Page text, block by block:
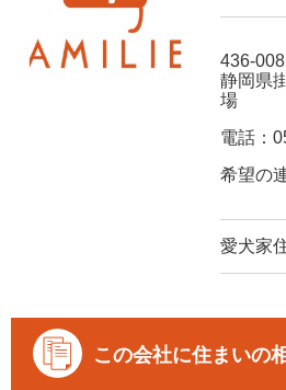
436-
静岡県
場
電話：
希望の
愛犬家
この会社に住まいの